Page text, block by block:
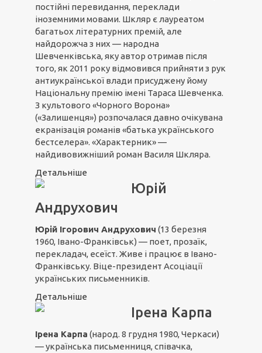
постійні перевидання, переклади
іноземними мовами. Шкляр є лауреатом
багатьох літературних премій, але
найдорожча з них — народна
Шевченківська, яку автор отримав після
того, як 2011 року відмовився прийняти з рук
антиукраїнської влади присуджену йому
Національну премію імені Тараса Шевченка.
З культового «Чорного Ворона»
(«Залишенця») розпочалася давно очікувана
екранізація романів «батька українського
бестселера». «Характерник» —
найдивовижніший роман Василя Шкляра.
Детальніше
Юрій
Андрухович
Юрій Ігорович Андрухович (13 березня
1960, Івано-Франківськ) — поет, прозаїк,
перекладач, есеїст. Живе і працює в Івано-
Франківську. Віце-президент Асоціації
українських письменників.
Детальніше
Ірена Карпа
Ірена Карпа (народ. 8 грудня 1980, Черкаси)
— українська письменниця, співачка,